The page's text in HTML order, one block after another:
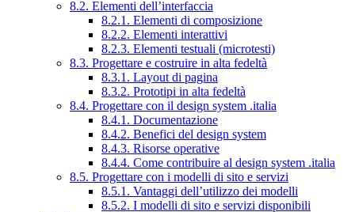
8.2. Elementi dell’interfaccia
8.2.1. Elementi di composizione
8.2.2. Elementi interattivi
8.2.3. Elementi testuali (microtesti)
8.3. Progettare e costruire in alta fedeltà
8.3.1. Layout di pagina
8.3.2. Prototipi in alta fedeltà
8.4. Progettare con il design system .italia
8.4.1. Documentazione
8.4.2. Benefici del design system
8.4.3. Risorse operative
8.4.4. Come contribuire al design system .italia
8.5. Progettare con i modelli di sito e servizi
8.5.1. Vantaggi dell’utilizzo dei modelli
8.5.2. I modelli di sito e servizi disponibili